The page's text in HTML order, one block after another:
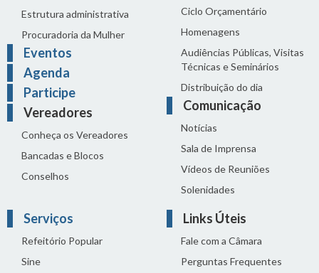
Estrutura administrativa
Procuradoria da Mulher
Eventos
Agenda
Participe
Vereadores
Conheça os Vereadores
Bancadas e Blocos
Conselhos
Ciclo Orçamentário
Homenagens
Audiências Públicas, Visitas
Técnicas e Seminários
Distribuição do dia
Comunicação
Notícias
Sala de Imprensa
Vídeos de Reuniões
Solenidades
Serviços
Refeitório Popular
Sine
Links Úteis
Fale com a Câmara
Perguntas Frequentes